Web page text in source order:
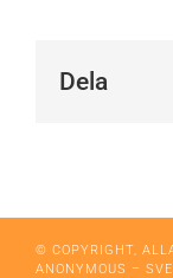
Dela
© COPYRIGHT,
ANONYMOUS –